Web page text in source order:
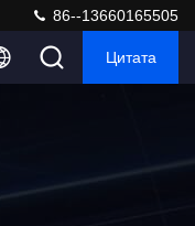
86--13660165505
Цитата